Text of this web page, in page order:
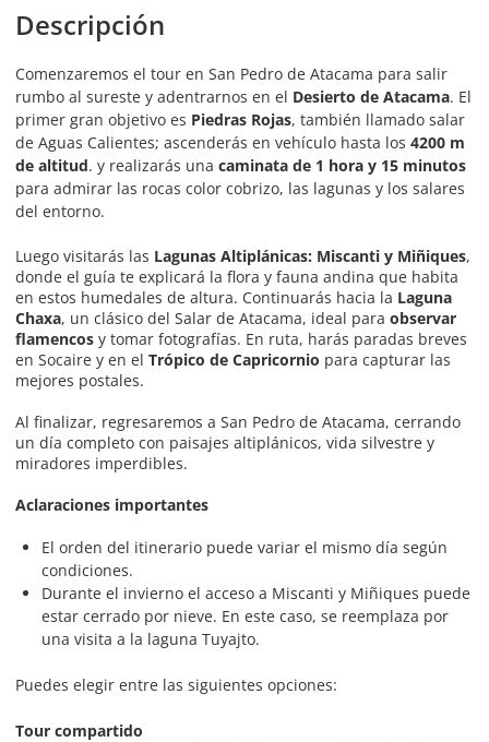
Descripción
Comenzaremos el tour en San Pedro de Atacama para salir
rumbo al sureste y adentrarnos en el Desierto de Atacama. El
primer gran objetivo es Piedras Rojas, también llamado salar
de Aguas Calientes; ascenderás en vehículo hasta los 4200 m
de altitud. y realizarás una caminata de 1 hora y 15 minutos
para admirar las rocas color cobrizo, las lagunas y los salares
del entorno.
Luego visitarás las Lagunas Altiplánicas: Miscanti y Miñiques,
donde el guía te explicará la flora y fauna andina que habita
en estos humedales de altura. Continuarás hacia la Laguna
Chaxa, un clásico del Salar de Atacama, ideal para observar
flamencos y tomar fotografías. En ruta, harás paradas breves
en Socaire y en el Trópico de Capricornio para capturar las
mejores postales.
Al finalizar, regresaremos a San Pedro de Atacama, cerrando
un día completo con paisajes altiplánicos, vida silvestre y
miradores imperdibles.
Aclaraciones importantes
El orden del itinerario puede variar el mismo día según
condiciones.
Durante el invierno el acceso a Miscanti y Miñiques puede
estar cerrado por nieve. En este caso, se reemplaza por
una visita a la laguna Tuyajto.
Puedes elegir entre las siguientes opciones:
Tour compartido